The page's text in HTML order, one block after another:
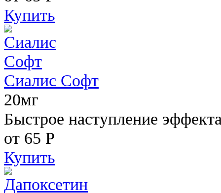
Купить
Сиалис Софт
20мг
Быстрое наступление
от 65 Р
Купить